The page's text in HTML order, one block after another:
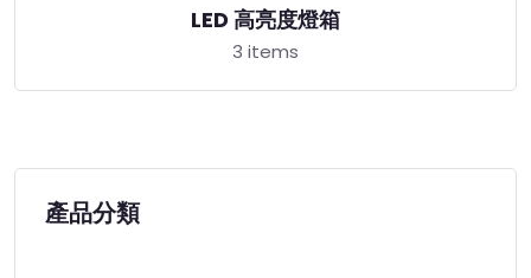
LED 高亮度燈箱
3 items
產品分類